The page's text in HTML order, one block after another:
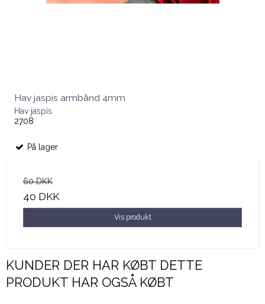
Hav jaspis armbånd 4mm
Hav jaspis
2708
På lager
60 DKK
40 DKK
Vis produkt
KUNDER DER HAR KØBT DETTE
PRODUKT HAR OGSÅ KØBT